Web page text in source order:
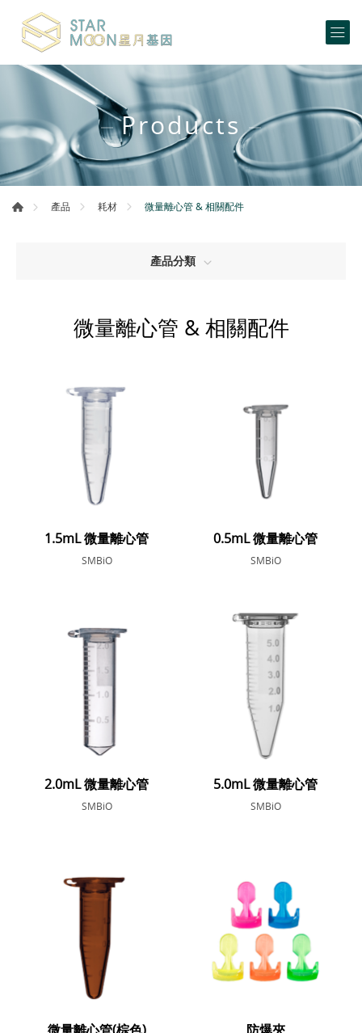
Products
產品 耗材 微量離心管 & 相關配件
產品分類
微量離心管 & 相關配件
1.5mL 微量離心管
SMBiO
0.5mL 微量離心管
SMBiO
2.0mL 微量離心管
SMBiO
5.0mL 微量離心管
SMBiO